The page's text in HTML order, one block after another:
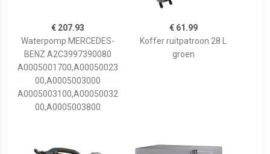
€ 207.93
Waterpomp MERCEDES-
BENZ A2C3997390080
A0005001700,A00050023
00,A0005003000
A0005003100,A00050032
00,A0005003800
€ 61.99
Koffer ruitpatroon 28 L
groen